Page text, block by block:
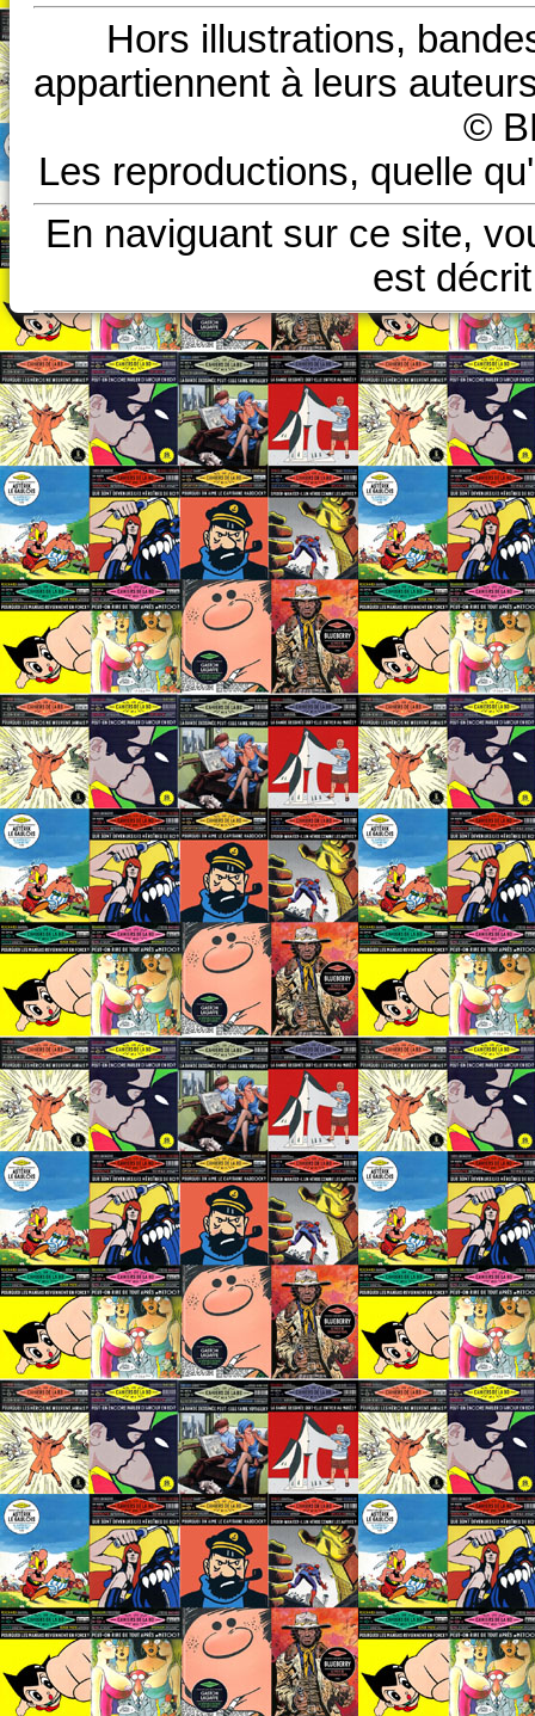
Hors illustrations,
appartiennent à leurs
©
Les reproductions, quelle
En naviguant sur ce site,
est